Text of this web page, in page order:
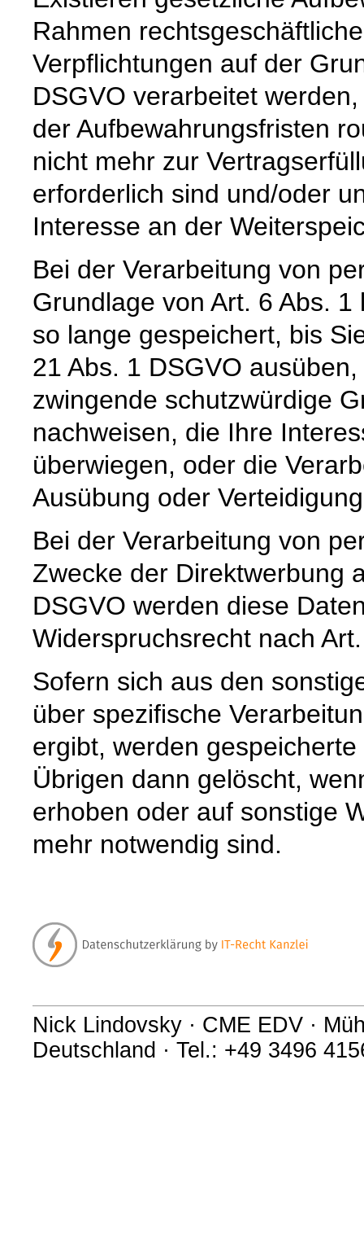
Rahmen
Verpflichtungen auf der
DSGVO verarbeitet
der Aufbewahrungsfristen
nicht mehr zur
erforderlich sind und/oder
Interesse an der
Bei der Verarbeitung von
Grundlage von Art. 6 Abs.
so lange gespeichert, bis
21 Abs. 1 DSGVO
zwingende schutzwürdige
nachweisen, die Ihre
überwiegen, oder die
Ausübung oder
Bei der Verarbeitung von
Zwecke der Direktwerbung
DSGVO werden diese
Widerspruchsrecht nach
Sofern sich aus den
über spezifische
ergibt, werden
Übrigen dann gelöscht,
erhoben oder auf sonstige
mehr notwendig sind.
Nick Lindovsky · CME EDV ·
Deutschland · Tel.: +49 3496